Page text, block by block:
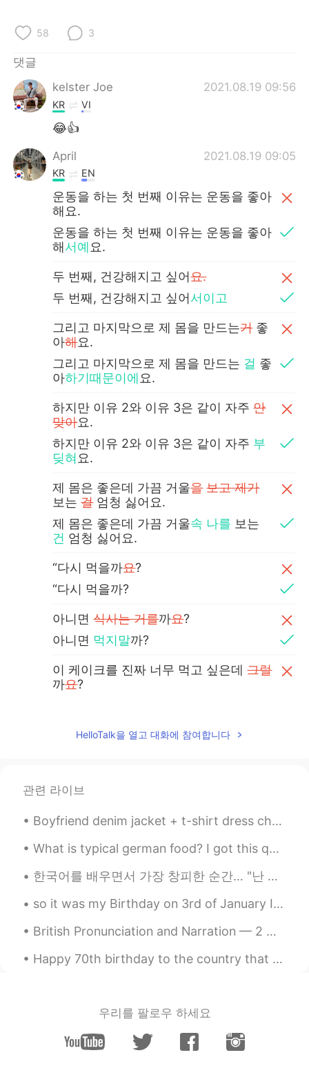
58 3
댓글
kelster Joe
2021.08.19 09:56
KR VI
😂👍
April 2021.08.19 09:05
KR EN
운동을 하는 첫 번째 이유는 운동을 좋아
해요.
운동을 하는 첫 번째 이유는 운동을 좋아
해서예 요.
두 번째, 건강해지고 싶어요.
두 번째, 건강해지고 싶어서이고
그리고 마지막으로 제 몸을 만드는거좋
아해요.
그리고 마지막으로 제 몸을 만드는 걸 좋
아하기때문이에 요.
하지만 이유 2와 이유 3은 같이 자주안
맞아요.
하지만 이유 2와 이유 3은 같이 자주 부
딪혀 요.
제 몸은 좋은데 가끔 거울을 보고 제가
보는걸엄청 싫어요.
제 몸은 좋은데 가끔 거울속 나를 보는
건 엄청 싫어요.
“다시 먹을까요?
“다시 먹을까?
아니면식사는 거를까요?
아니면 먹지말까?
이 케이크를 진짜 너무 먹고 싶은데그럴
까요?
사람들은
이보지 못 해요.
못 해요.
그리고 건강은 세상에서 제일 중요한 거
예요.
저도가끔 잊어버려요.
semin jeon 2021.08.19 09:00
KR EN
HelloTalk을 열고 대화에 참여합니다
관련 라이브
Boyfriend denim jacket + t-shirt dress checked! Fashion is all about mixing confidence, creativit...
What is typical german food? I got this question so often. So let me share some good food with yo...
한국어를 배우면서 가장 창피한 순간… "난 오늘 쉬었어" 라고 말하는 것 대신에 "난 오늘 쉬했어" 라고 했어요…..ㅋㅋㅋㅋㅋ 이거는 이볼킥 할 감이야….ㅠㅠㅠㅠ Emb...
so it was my Birthday on 3rd of January I spent it with my family and it was really great, we did...
British Pronunciation and Narration — 2 🇬🇧 Harry Potter and the Deathly Hallows Chapter 17 Bat...
Happy 70th birthday to the country that has taken me in and shown me a whole new world. To me as ...
우리를 팔로우 하세요